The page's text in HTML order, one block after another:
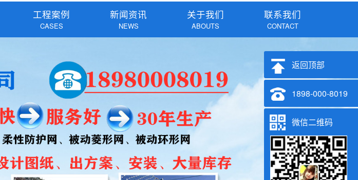
工程案例
CASES
新闻资讯
NEWS
关于我们
ABOUTS
联系我们
CONTACT
返回顶部
1898-000-8019
微信二维码